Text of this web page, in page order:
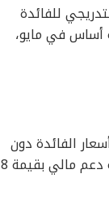
للفائدة
بخفضها بمقدار 225 نقطة أساس في أبريل، ثم 100 نقطة أساس في مايو،
الفائدة دون
تغيير منذ مارس 2024، عقب زيادتها بشكل حاد بمقدار 600 نقطة أساس في إطار حزمة دعم مالي بقيمة 8